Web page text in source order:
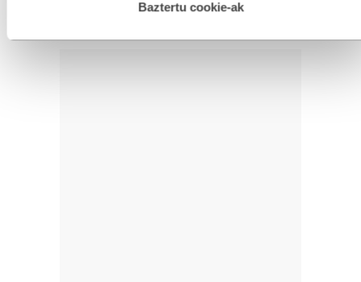
esplizitua ematen diguzu.Gehiago irakurri
Baztertu cookie-ak